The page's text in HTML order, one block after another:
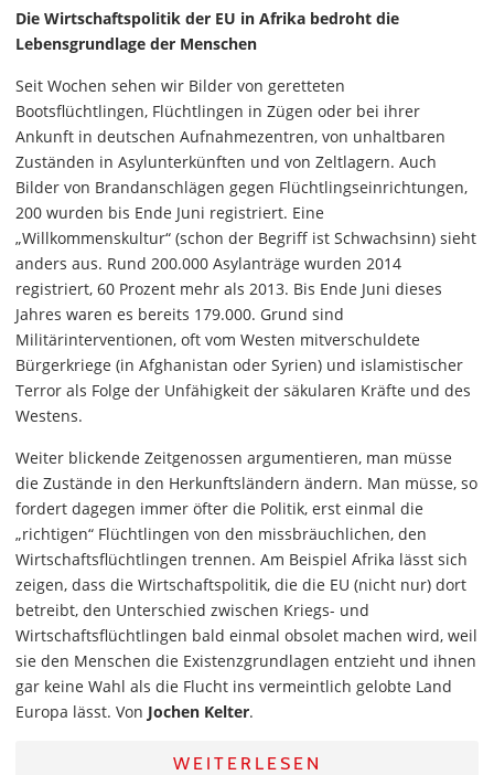
Die Wirtschaftspolitik der EU in Afrika bedroht die
Lebensgrundlage der Menschen
Seit Wochen sehen wir Bilder von geretteten
Bootsflüchtlingen, Flüchtlingen in Zügen oder bei ihrer
Ankunft in deutschen Aufnahmezentren, von unhaltbaren
Zuständen in Asylunterkünften und von Zeltlagern. Auch
Bilder von Brandanschlägen gegen Flüchtlingseinrichtungen,
200 wurden bis Ende Juni registriert. Eine
„Willkommenskultur“ (schon der Begriff ist Schwachsinn) sieht
anders aus. Rund 200.000 Asylanträge wurden 2014
registriert, 60 Prozent mehr als 2013. Bis Ende Juni dieses
Jahres waren es bereits 179.000. Grund sind
Militärinterventionen, oft vom Westen mitverschuldete
Bürgerkriege (in Afghanistan oder Syrien) und islamistischer
Terror als Folge der Unfähigkeit der säkularen Kräfte und des
Westens.
Weiter blickende Zeitgenossen argumentieren, man müsse
die Zustände in den Herkunftsländern ändern. Man müsse, so
fordert dagegen immer öfter die Politik, erst einmal die
„richtigen“ Flüchtlingen von den missbräuchlichen, den
Wirtschaftsflüchtlingen trennen. Am Beispiel Afrika lässt sich
zeigen, dass die Wirtschaftspolitik, die die EU (nicht nur) dort
betreibt, den Unterschied zwischen Kriegs- und
Wirtschaftsflüchtlingen bald einmal obsolet machen wird, weil
sie den Menschen die Existenzgrundlagen entzieht und ihnen
gar keine Wahl als die Flucht ins vermeintlich gelobte Land
Europa lässt. Von Jochen Kelter.
WEITERLESEN